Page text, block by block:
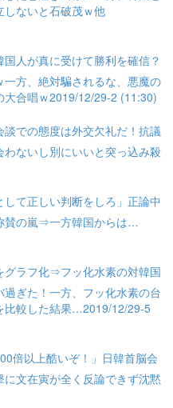
ないと石破茂ｗ他
人が真に受けて勝利を確信？
方、絶対騙されるな、悪魔の
大合唱ｗ2019/12/29-2 (11:30)
での態度は外交欠礼だ！抗議
ないし別にいいと突っ込み殺
て正しい判断をしろ」正論中
賛の嵐⇒一方韓国からは…
グラフ化⇒フッ化水素の対韓国
ぎた！一方、フッ化水素の台
比較した結果…2019/12/29-5
倍以上酷いぞ！」日韓首脳会
文在寅が全く反論できず沈黙